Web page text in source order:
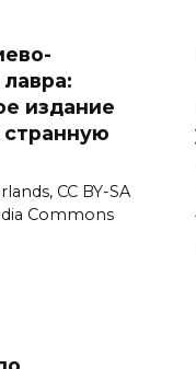
издание
странную
CC BY-SA
Commons